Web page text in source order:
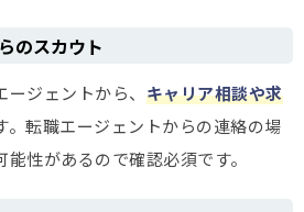
のスカウト
ジェントから、 キャリア相談や求
。転職エージェントからの連絡の場
性があるので確認必須です。